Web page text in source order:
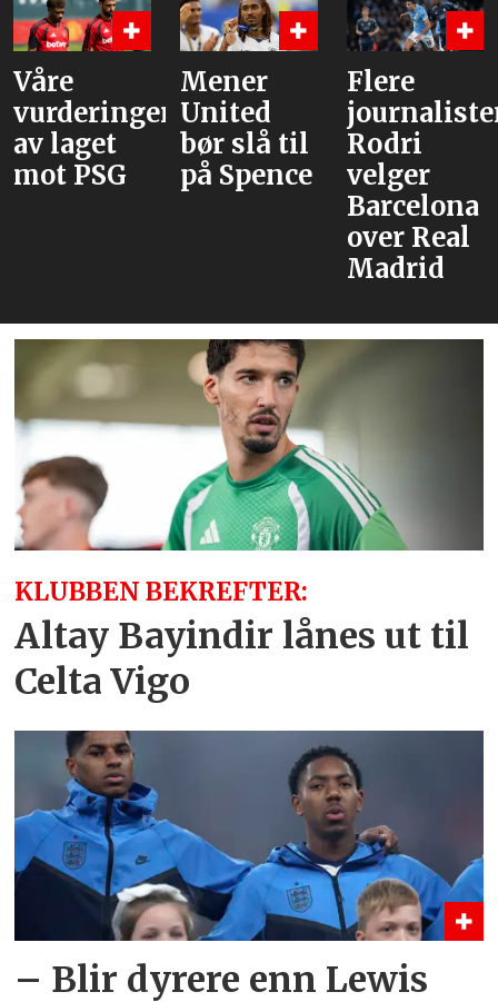
laget
PSG
Mener
United
bør slå til
på Spence
Flere
journalister:
Rodri
velger
Barcelona
over Real
Madrid
KLUBBEN BEKREFTER:
Altay Bayindir lånes ut til
Celta Vigo
– Blir dyrere enn Lewis